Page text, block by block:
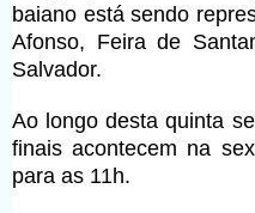
baiano está sendo
Afonso, Feira de
Salvador.
Ao longo desta quinta
finais acontecem na
para as 11h.